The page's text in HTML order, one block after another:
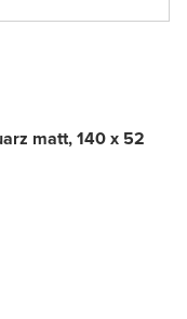
matt, 140 x 52